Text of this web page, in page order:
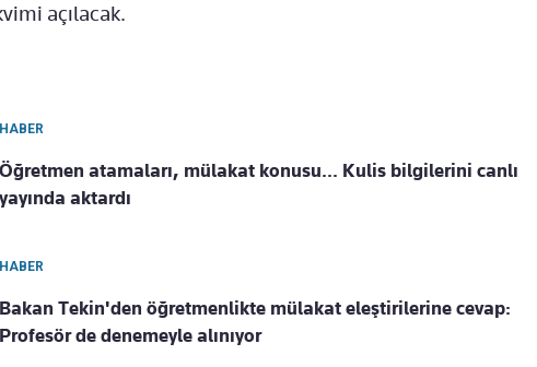
açılacak.
HABER
Öğretmen atamaları, mülakat konusu... Kulis bilgilerini canlı
yayında aktardı
HABER
Bakan Tekin'den öğretmenlikte mülakat eleştirilerine cevap:
Profesör de denemeyle alınıyor